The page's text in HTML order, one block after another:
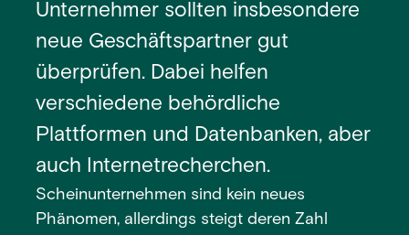
Unternehmer sollten insbesondere
neue Geschäftspartner gut
überprüfen. Dabei helfen
verschiedene behördliche
Plattformen und Datenbanken, aber
auch Internetrecherchen.
Scheinunternehmen sind kein neues
Phänomen, allerdings steigt deren Zahl